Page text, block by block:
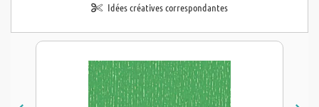
Idées créatives correspondantes